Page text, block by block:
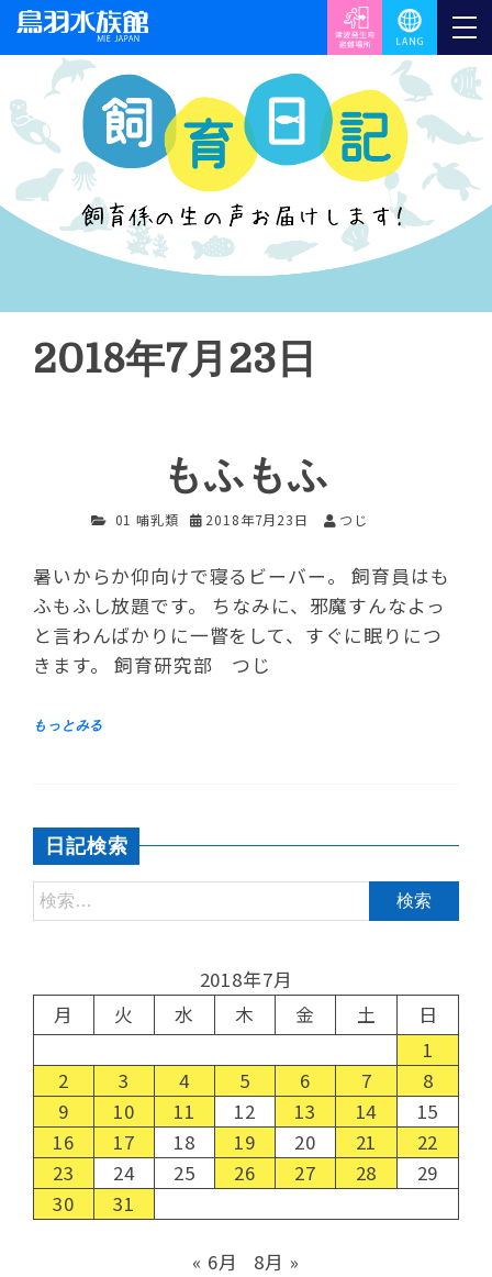
2018年7月23日
もふもふ
01 哺乳類 2018年7月23日 つじ
暑いからか仰向けで寝るビーバー。 飼育員はも
ふもふし放題です。 ちなみに、邪魔すんなよっ
と言わんばかりに一瞥をして、すぐに眠りにつ
きます。 飼育研究部 つじ
日記検索
2018年7月
月
火 水 木 金 土
日
1
2
3 4 5 6 7
8
9
10 11 12 13 14
15
16
17 18 19 20 21
22
23
24 25 26 27 28
29
30
31
« 6月 8月 »